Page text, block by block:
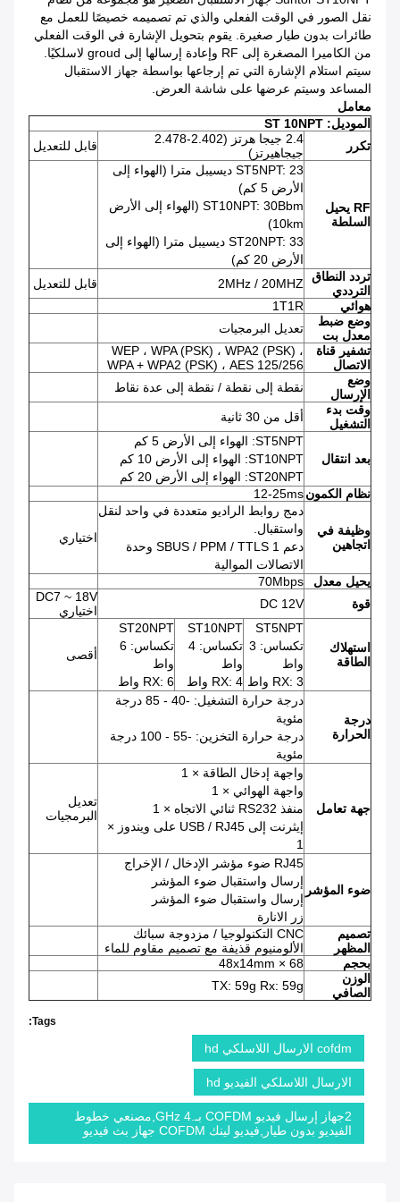
نقل الصور في الوقت الفعلي والذي تم تصميمه خصيصًا للعمل مع
طائرات بدون طيار صغيرة. يقوم بتحويل الإشارة في الوقت الفعلي
من الكاميرا المصغرة إلى RF وإعادة إرسالها إلى groud لاسلكيًا.
سيتم استلام الإشارة التي تم إرجاعها بواسطة جهاز الاستقبال
المساعد وسيتم عرضها على شاشة العرض.
معامل
الموديل: ST 10NPT
تكرر
2.4 جيجا هرتز (2.402-2.478
جيجاهيرتز)
قابل للتعديل
RF يحيل
السلطة
ST5NPT: 23 ديسيبل مترا (الهواء إلى
الأرض 5 كم)
ST10NPT: 30Bbm (الهواء إلى الأرض
10km)
ST20NPT: 33 ديسيبل مترا (الهواء إلى
الأرض 20 كم)
تردد النطاق
الترددي
2MHz / 20MHZ
قابل للتعديل
هوائي
1T1R
وضع ضبط
معدل بت
تعديل البرمجيات
تشفير قناة
الاتصال
WEP ، WPA (PSK) ، WPA2 (PSK) ،
WPA + WPA2 (PSK) ، AES 125/256
وضع
الإرسال
نقطة إلى نقطة / نقطة إلى عدة نقاط
وقت بدء
التشغيل
أقل من 30 ثانية
بعد انتقال
ST5NPT: الهواء إلى الأرض 5 كم
ST10NPT: الهواء إلى الأرض 10 كم
ST20NPT: الهواء إلى الأرض 20 كم
نظام الكمون12-25ms
وظيفة في
اتجاهين
دمج روابط الراديو متعددة في واحد لنقل
واستقبال.
دعم SBUS / PPM / TTLS 1 وحدة
الاتصالات الموالية
اختياري
يحيل معدل
70Mbps
قوة
DC 12V
DC7 ~ 18V
اختياري
استهلاك
الطاقة
ST5NPT
تكساس: 3
واط
RX: 3 واط
ST10NPT
تكساس: 4
واط
RX: 4 واط
ST20NPT
تكساس: 6
واط
RX: 6 واط
أقصى
درجة
الحرارة
درجة حرارة التشغيل: -40 - 85 درجة
مئوية
درجة حرارة التخزين: -55 - 100 درجة
مئوية
جهة تعامل
واجهة إدخال الطاقة × 1
واجهة الهوائي × 1
منفذ RS232 ثنائي الاتجاه × 1
إيثرنت إلى USB / RJ45 على ويندوز ×
1
تعديل
البرمجيات
ضوء المؤشر
RJ45 ضوء مؤشر الإدخال / الإخراج
إرسال واستقبال ضوء المؤشر
إرسال واستقبال ضوء المؤشر
زر الانارة
تصميم
المظهر
CNC التكنولوجيا / مزدوجة سبائك
الألومنيوم قذيفة مع تصميم مقاوم للماء
بحجم
68 × 48x14mm
الوزن
الصافي
TX: 59g Rx: 59g
Tags:
cofdm الارسال اللاسلكي hd
الارسال اللاسلكي الفيديو hd
2جهاز إرسال فيديو COFDM بـ.4 GHz,مصنعي خطوط
الفيديو بدون طيار,فيديو لينك COFDM جهاز بث فيديو